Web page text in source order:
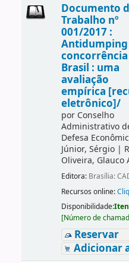
Documento
Trabalho nº
001/2017 :
Antidumping
Brasil : uma
avaliação
empírica
eletrônico]/
por Conselho
Administrativo
Defesa
Júnior, Sérgio|
Oliveira, Glauco
Editora: Brasília:
Recursos online:
Disponibilidade:
[Número de
Reservar
Adicionar